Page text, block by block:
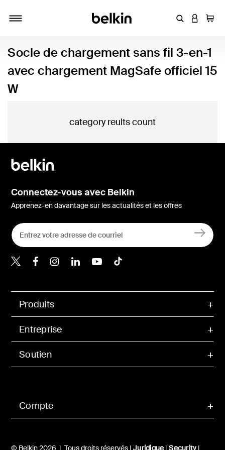
Entrez un
Socle de chargement sans fil 3-en-1
avec chargement MagSafe officiel 15
W
category reults count
Compte
Produits
Entreprise
Soutien
© Belkin 2026 | Tous droits réservés | Juridique|Security |
Connectez-vous avec Belkin
Apprenez-en davantage sur les actualités et les offres
Belkin Twitter
Belkin Facebook
Belkin Instagram
Belkin LinkedIn
Belkin Youtube
Belkin TikTok